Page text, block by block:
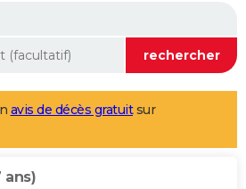
avis de décès gratuitsur
ans)